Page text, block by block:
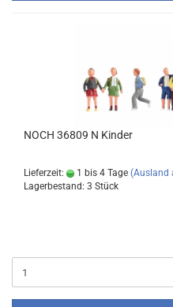
NOCH 36809 N Kinder
Lieferzeit: 1 bis 4 Tage (Ausland
Lagerbestand: 3 Stück